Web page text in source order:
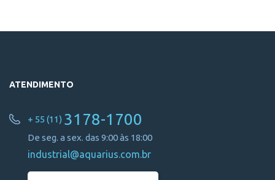
ATENDIMENTO
+ 55 (11) 3178-1700
De seg. a sex. das 9:00 às 18:00
industrial@aquarius.com.br